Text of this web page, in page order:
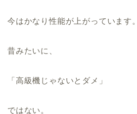
今はかなり性能が上がっています。
昔みたいに、
「高級機じゃないとダメ」
ではない。